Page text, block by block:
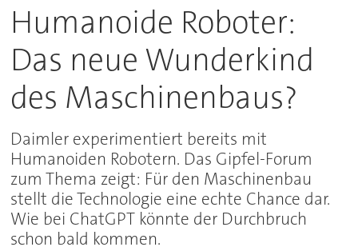
Humanoide Roboter:
Das neue Wunderkind
des Maschinenbaus?
Daimler experimentiert bereits mit
Humanoiden Robotern. Das Gipfel-Forum
zum Thema zeigt: Für den Maschinenbau
stellt die Technologie eine echte Chance dar.
Wie bei ChatGPT könnte der Durchbruch
schon bald kommen.